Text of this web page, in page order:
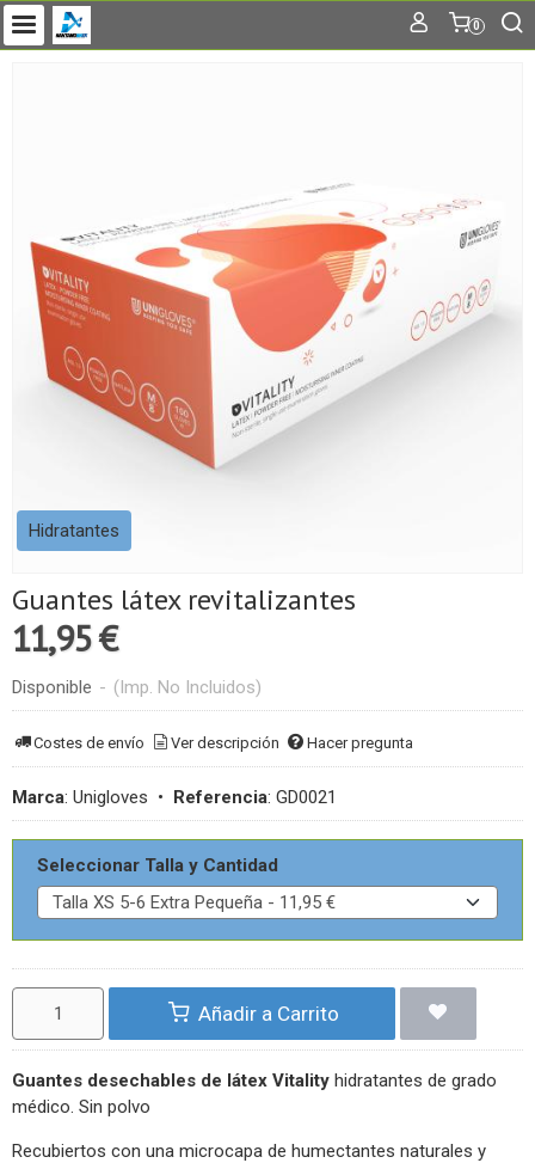
0
Hidratantes
Guantes látex revitalizantes
11,95 €
Disponible - (Imp. No Incluidos)
Costes de envío Ver descripción Hacer pregunta
Marca: Unigloves • Referencia: GD0021
Seleccionar Talla y Cantidad
Añadir a Carrito
Guantes desechables de látex Vitality hidratantes de grado
médico. Sin polvo
Recubiertos con una microcapa de humectantes naturales y